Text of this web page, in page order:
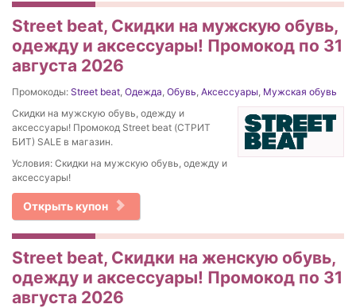
Street beat, Скидки на мужскую обувь,
одежду и аксессуары! Промокод по 31
августа 2026
Промокоды: Street beat, Одежда, Обувь, Аксессуары, Мужская обувь
Скидки на мужскую обувь, одежду и
аксессуары! Промокод Street beat (СТРИТ
БИТ) SALE в магазин.
Условия: Скидки на мужскую обувь, одежду и
аксессуары!
Открыть купон
Street beat, Скидки на женскую обувь,
одежду и аксессуары! Промокод по 31
августа 2026